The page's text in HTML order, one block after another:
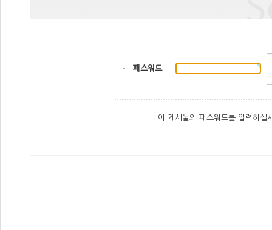
패스워드
이 게시물의 패스워드를 입력하십